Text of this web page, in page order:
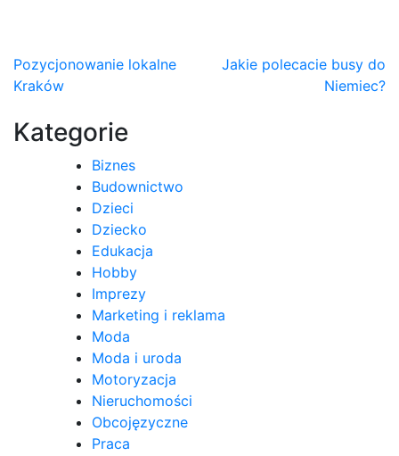
Nawigacja
wpisu
Pozycjonowanie lokalne
Kraków
Jakie polecacie busy do
Niemiec?
Kategorie
Biznes
Budownictwo
Dzieci
Dziecko
Edukacja
Hobby
Imprezy
Marketing i reklama
Moda
Moda i uroda
Motoryzacja
Nieruchomości
Obcojęzyczne
Praca